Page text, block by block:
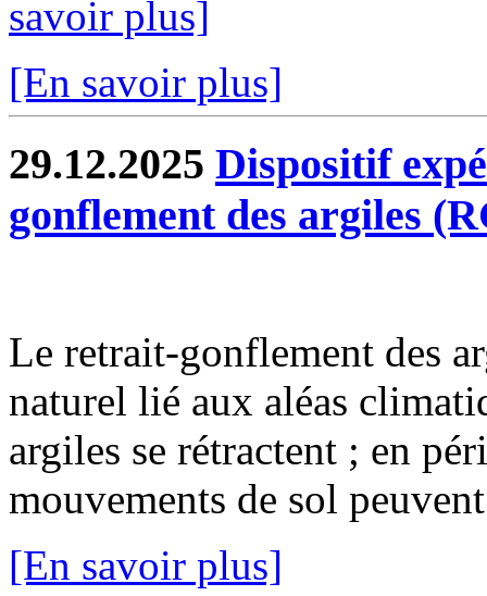
savoir plus]
[En savoir plus]
29.12.2025 Dispositif
gonflement des argiles
Le retrait-gonflement des
naturel lié aux aléas
argiles se rétractent ; en
mouvements de sol
[En savoir plus]